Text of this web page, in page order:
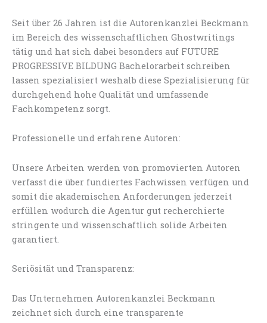
Seit über 26 Jahren ist die Autorenkanzlei Beckmann
im Bereich des wissenschaftlichen Ghostwritings
tätig und hat sich dabei besonders auf FUTURE
PROGRESSIVE BILDUNG Bachelorarbeit schreiben
lassen spezialisiert weshalb diese Spezialisierung für
durchgehend hohe Qualität und umfassende
Fachkompetenz sorgt.
Professionelle und erfahrene Autoren:
Unsere Arbeiten werden von promovierten Autoren
verfasst die über fundiertes Fachwissen verfügen und
somit die akademischen Anforderungen jederzeit
erfüllen wodurch die Agentur gut recherchierte
stringente und wissenschaftlich solide Arbeiten
garantiert.
Seriösität und Transparenz:
Das Unternehmen Autorenkanzlei Beckmann
zeichnet sich durch eine transparente